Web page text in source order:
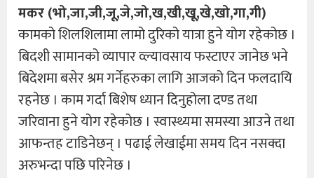
मकर (भो,जा,जी,जू,जे,जो,ख,खी,खू,खे,खो,गा,गी)
कामको शिलशिलामा लामो दुरिको यात्रा हुने योग रहेकोछ ।
बिदशी सामानको व्यापार व्ल्यावसाय फस्टाएर जानेछ भने
बिदेशमा बसेर श्रम गर्नेहरुका लागि आजको दिन फलदायि
रहनेछ । काम गर्दा बिशेष ध्यान दिनुहोला दण्ड तथा
जरिवाना हुने योग रहेकोछ । स्वास्थ्यमा समस्या आउने तथा
आफन्तह टाडिनेछन् । पढाई लेखाईमा समय दिन नसक्दा
अरुभन्दा पछि परिनेछ ।